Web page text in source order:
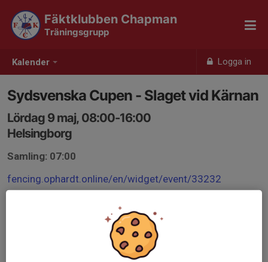
Kalender Logga in
Fäktklubben Chapman
Träningsgrupp
Sydsvenska Cupen - Slaget vid Kärnan
Lördag 9 maj, 08:00-16:00
Helsingborg
Samling: 07:00
fencing.ophardt.online/en/widget/event/33232